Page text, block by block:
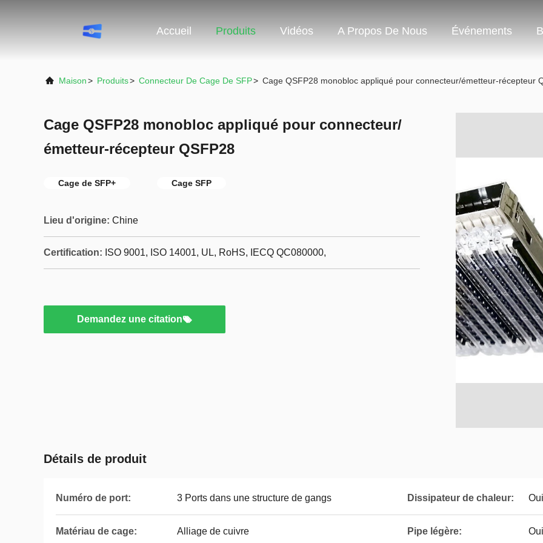
Accueil Produits Vidéos A Propos De Nous Événements
Maison> Produits> Connecteur De Cage De SFP> Cage QSFP28 monobloc appliqué pour connecteur/émetteur-récepteur
Cage QSFP28 monobloc appliqué pour connecteur/
émetteur-récepteur QSFP28
Cage de SFP+ Cage SFP
Lieu d'origine: Chine
Certification: ISO 9001, ISO 14001, UL, RoHS, IECQ QC080000,
Demandez une citation
Détails de produit
Numéro de port: 3 Ports dans une structure de gangs Dissipateur de chaleur: Oui
Matériau de cage: Alliage de cuivre Pipe légère: Oui